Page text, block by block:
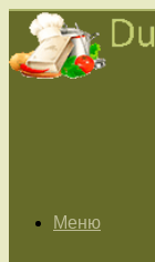
Меню